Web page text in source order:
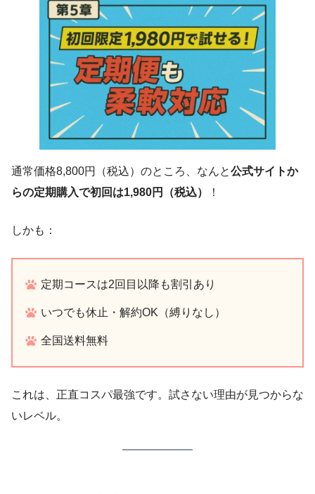
通常価格8,800円（税込）のところ、なんと公式サイトか
らの定期購入で初回は1,980円（税込）
！
しかも：
定期コースは2回目以降も割引あり
いつでも休止・解約OK（縛りなし）
全国送料無料
これは、正直コスパ最強です。試さない理由が見つからな
いレベル。